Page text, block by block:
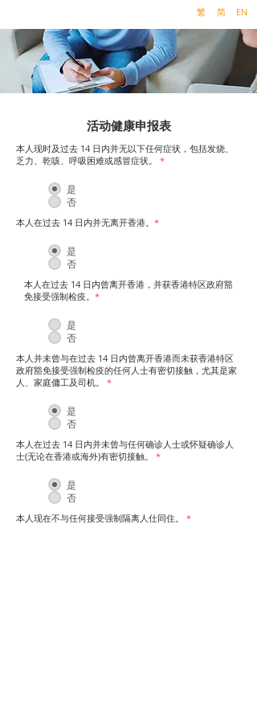
繁 简 EN
活动健康申报表
本人现时及过去 14 日内并无以下任何症状，包括发烧、
乏力、乾咳、呼吸困难或感冒症状。 *
是
否
本人在过去 14 日内并无离开香港。 *
是
否
本人在过去 14 日内曾离开香港，并获香港特区政府豁
免接受强制检疫。 *
是
否
本人并未曾与在过去 14 日内曾离开香港而未获香港特区
政府豁免接受强制检疫的任何人士有密切接触，尤其是家
人、家庭傭工及司机。 *
是
否
本人在过去 14 日内并未曾与任何确诊人士或怀疑确诊人
士(无论在香港或海外)有密切接触。 *
是
否
本人现在不与任何接受强制隔离人仕同住。​ *